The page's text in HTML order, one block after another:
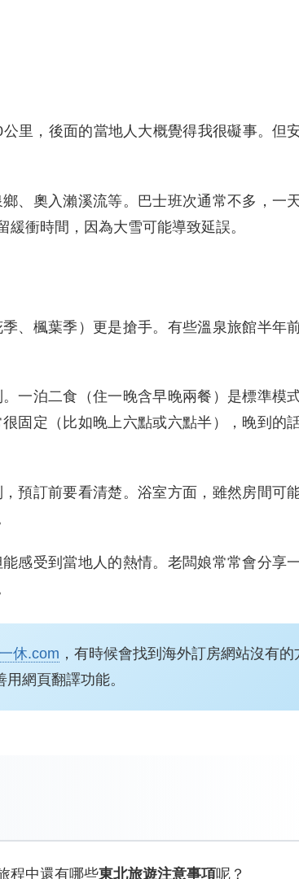
里，後面的當地人大概覺得我很礙事。但
、奧入瀨溪流等。巴士班次通常不多，一
衝時間，因為大雪可能導致延誤。
、楓葉季）更是搶手。有些溫泉旅館半年
一泊二食（住一晚含早晚兩餐）是標準模
固定（比如晚上六點或六點半），晚到的
預訂前要看清楚。浴室方面，雖然房間可
感受到當地人的熱情。老闆娘常常會分享
休.com ，有時候會找到海外訂房網站沒有的
網頁翻譯功能。
程中還有哪些東北旅遊注意事項呢？